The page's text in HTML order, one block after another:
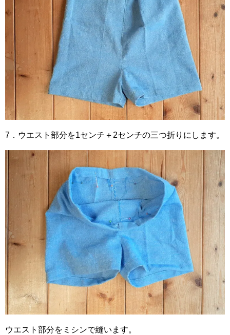
7．ウエスト部分を1センチ＋2センチの三つ折りにします。
ウエスト部分をミシンで縫います。